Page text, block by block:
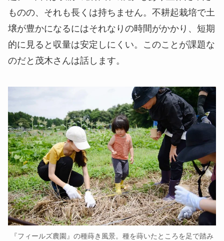
ものの、それも長くは持ちません。不耕起栽培で土
壌が豊かになるにはそれなりの時間がかかり、短期
的に見ると収量は安定しにくい。このことが課題な
のだと茂木さんは話します。
『フィールズ農園』の種蒔き風景。種を蒔いたところを足で踏み